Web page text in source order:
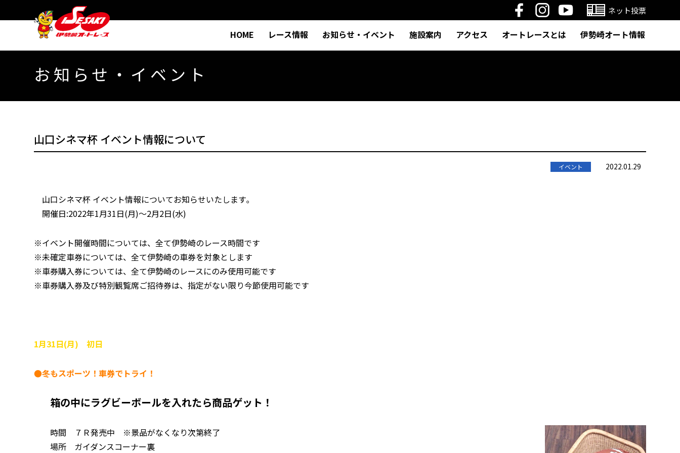
ネット投票
HOME レース情報 お知らせ・イベント 施設案内 アクセス オートレースとは 伊勢崎オート情報
お知らせ・イベント
山口シネマ杯 イベント情報について
イベント 2022.01.29
山口シネマ杯 イベント情報についてお知らせいたします｡
開催日:2022年1月31日(月)～2月2日(水)
※イベント開催時間については、全て伊勢崎のレース時間です
※未確定車券については、全て伊勢崎の車券を対象とします
※車券購入券については、全て伊勢崎のレースにのみ使用可能です
※車券購入券及び特別観覧席ご招待券は、指定がない限り今節使用可能です
1月31日(月) 初日
●冬もスポーツ！車券でトライ！
箱の中にラグビーボールを入れたら商品ゲット！
時間 ７Ｒ発売中 ※景品がなくなり次第終了
場所 ガイダンスコーナー裏